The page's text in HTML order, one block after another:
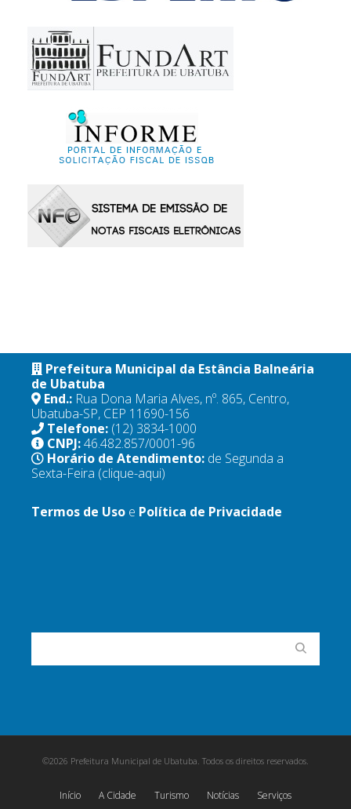
Prefeitura Municipal da Estância Balneária
de Ubatuba
End.: Rua Dona Maria Alves, nº. 865, Centro,
Ubatuba-SP, CEP 11690-156
Telefone: (12) 3834-1000
CNPJ:46.482.857/0001-96
Horário de Atendimento: de Segunda a
Sexta-Feira (clique-aqui)
Termos de Uso e Política de Privacidade
©2026 Prefeitura Municipal de Ubatuba. Todos os direitos reservados.
Início A Cidade Turismo Notícias
Serviços